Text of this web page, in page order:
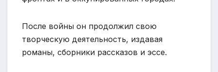
После войны он продолжил свою
творческую деятельность, издавая
романы, сборники рассказов и эссе.